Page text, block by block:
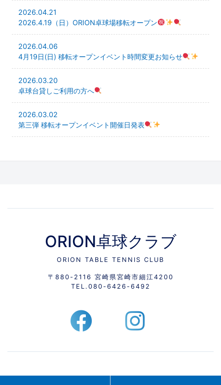
2026.04.21
2026.4.19（日）ORION卓球場移転オープン
2026.04.06
4月19日(日) 移転オープンイベント時間変更お知らせ
2026.03.20
卓球台貸しご利用の方へ
2026.03.02
第三弾 移転オープンイベント開催日発表
ORION卓球クラブ
ORION TABLE TENNIS CLUB
〒880-2116 宮崎県宮崎市細江4200
TEL. 080-6426-6492